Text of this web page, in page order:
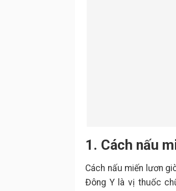
1. Cách nấu
Cách nấu miến lươn
Đông Y là vị thuốc